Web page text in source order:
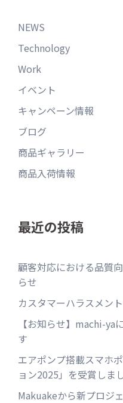
NEWS
Technology
Work
イベント
キャンペーン情報
ブログ
商品ギャラリー
商品入荷情報
最近の投稿
顧客対応における品質
らせ
カスタマーハラスメン
【お知らせ】machi-ya
す
エアポンプ搭載スマホ
ョン2025」を受賞しま
Makuakeから新プロジ